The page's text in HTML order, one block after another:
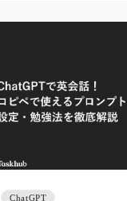
ChatGPT